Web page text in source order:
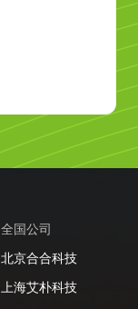
全国公司
北京合合科技
上海艾朴科技